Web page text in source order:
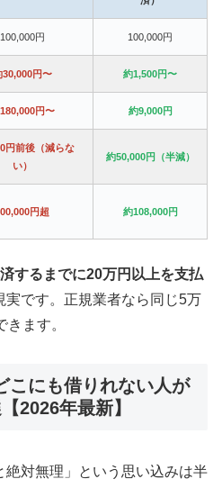
100,000円 100,000円
30,000円〜 約1,500円〜
円〜 約9,000円
円前後（減らな
い）
約50,000円（半減）
円超 約108,000円
するまでに20万円以上を支払
実です。正規業者なら同じ5万
ます。
こにも借りれない人が
2026年最新】
絶対無理」という思い込みは半